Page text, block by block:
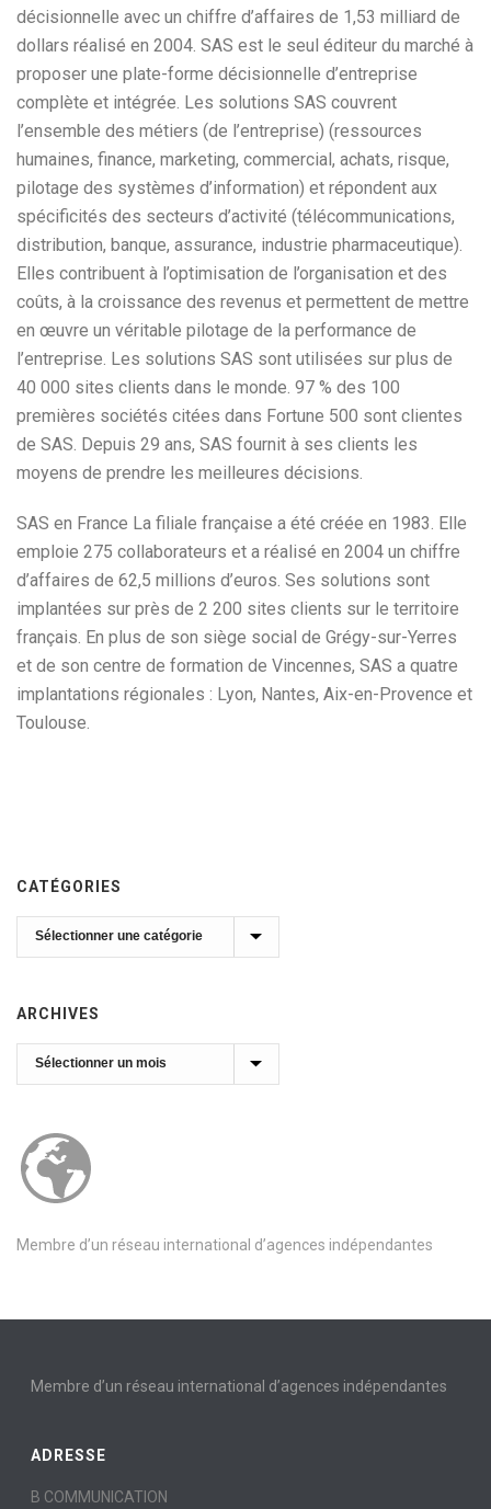
décisionnelle avec un chiffre d’affaires de 1,53 milliard de
dollars réalisé en 2004. SAS est le seul éditeur du marché à
proposer une plate-forme décisionnelle d’entreprise
complète et intégrée. Les solutions SAS couvrent
l’ensemble des métiers (de l’entreprise) (ressources
humaines, finance, marketing, commercial, achats, risque,
pilotage des systèmes d’information) et répondent aux
spécificités des secteurs d’activité (télécommunications,
distribution, banque, assurance, industrie pharmaceutique).
Elles contribuent à l’optimisation de l’organisation et des
coûts, à la croissance des revenus et permettent de mettre
en œuvre un véritable pilotage de la performance de
l’entreprise. Les solutions SAS sont utilisées sur plus de
40 000 sites clients dans le monde. 97 % des 100
premières sociétés citées dans Fortune 500 sont clientes
de SAS. Depuis 29 ans, SAS fournit à ses clients les
moyens de prendre les meilleures décisions.
SAS en France La filiale française a été créée en 1983. Elle
emploie 275 collaborateurs et a réalisé en 2004 un chiffre
d’affaires de 62,5 millions d’euros. Ses solutions sont
implantées sur près de 2 200 sites clients sur le territoire
français. En plus de son siège social de Grégy-sur-Yerres
et de son centre de formation de Vincennes, SAS a quatre
implantations régionales : Lyon, Nantes, Aix-en-Provence et
Toulouse.
CATÉGORIES
Catégories
ARCHIVES
Archives
Membre d’un réseau international d’agences indépendantes
Membre d’un réseau international d’agences indépendantes
ADRESSE
B COMMUNICATION